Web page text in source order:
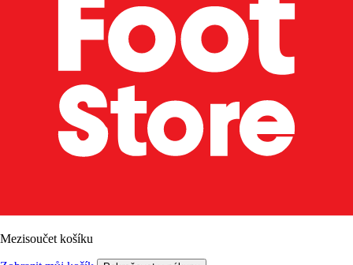
Mezisoučet košíku